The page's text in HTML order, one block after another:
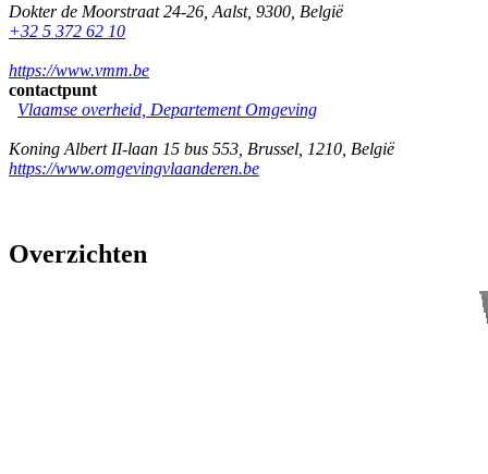
Dokter de Moorstraat 24-26 Aalst, 9300 België
+32 5 372 62 10
https://www.vmm.be
contactpunt
Vlaamse overheid, Departement Omgeving
Koning Albert II-laan 15 bus 553 Brussel 1210 België
https://www.omgevingvlaanderen.be
Overzichten